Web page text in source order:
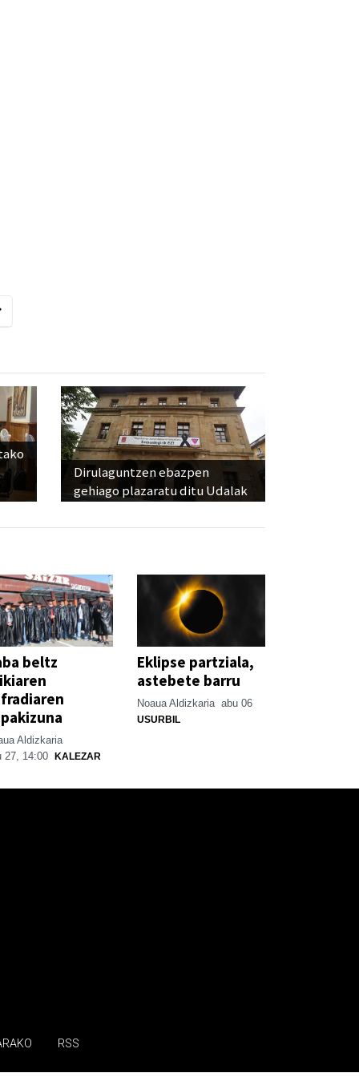
Dirulaguntzen ebazpen
gehiago plazaratu ditu Udalak
beltz
Aldizkaria
27, 14:00 KALEZAR
Eklipse partziala,
astebete barru
Noaua Aldizkaria abu 06
USURBIL
RSS